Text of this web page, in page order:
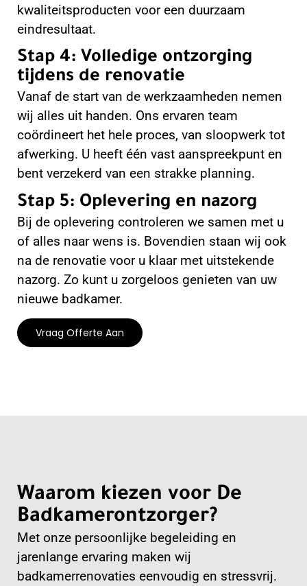
kwaliteitsproducten voor een duurzaam
eindresultaat.
Stap 4: Volledige ontzorging
tijdens de renovatie
Vanaf de start van de werkzaamheden nemen
wij alles uit handen. Ons ervaren team
coördineert het hele proces, van sloopwerk tot
afwerking. U heeft één vast aanspreekpunt en
bent verzekerd van een strakke planning.
Stap 5: Oplevering en nazorg
Bij de oplevering controleren we samen met u
of alles naar wens is. Bovendien staan wij ook
na de renovatie voor u klaar met uitstekende
nazorg. Zo kunt u zorgeloos genieten van uw
nieuwe badkamer.
Vraag Offerte Aan
Waarom kiezen voor De
Badkamerontzorger?
Met onze persoonlijke begeleiding en
jarenlange ervaring maken wij
badkamerrenovaties eenvoudig en stressvrij.